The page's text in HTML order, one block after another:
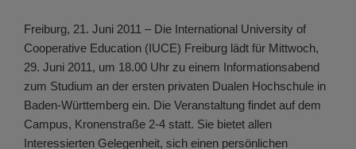
Freiburg, 21. Juni 2011 – Die International University of
Cooperative Education (IUCE) Freiburg lädt für Mittwoch,
29. Juni 2011, um 18.00 Uhr zu einem Informationsabend
zum Studium an der ersten privaten Dualen Hochschule in
Baden-Württemberg ein. Die Veranstaltung findet auf dem
Campus, Kronenstraße 2-4 statt. Sie bietet allen
Interessierten Gelegenheit, sich einen persönlichen